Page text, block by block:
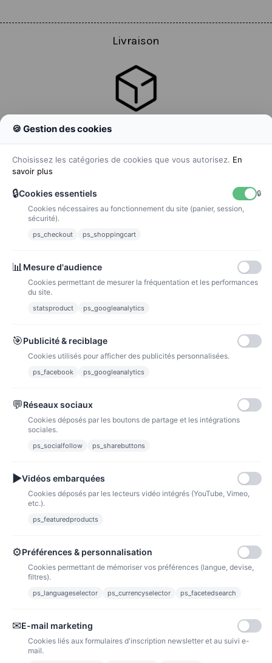
Livraison
La poste
Paiements sécurisés via paypal et paypal 4 fois sans frais
Fidélité
bons de réductions.
Liens utiles
🍪 Gestion des cookies
Choisissez les catégories de cookies que vous autorisez. En
savoir plus
🔒Cookies essentiels
🔒
Cookies nécessaires au fonctionnement du site (panier, session,
sécurité).
ps_checkout ps_shoppingcart
📊 Mesure d'audience
Cookies permettant de mesurer la fréquentation et les performances
du site.
statsproduct ps_googleanalytics
🎯Publicité & reciblage
Cookies utilisés pour afficher des publicités personnalisées.
ps_facebook ps_googleanalytics
💬Réseaux sociaux
Cookies déposés par les boutons de partage et les intégrations
sociales.
ps_socialfollow ps_sharebuttons
▶Vidéos embarquées
Cookies déposés par les lecteurs vidéo intégrés (YouTube, Vimeo,
etc.).
ps_featuredproducts
⚙Préférences & personnalisation
Cookies permettant de mémoriser vos préférences (langue, devise,
filtres).
ps_languageselector ps_currencyselector ps_facetedsearch
✉E-mail marketing
Cookies liés aux formulaires d'inscription newsletter et au suivi e-
mail.